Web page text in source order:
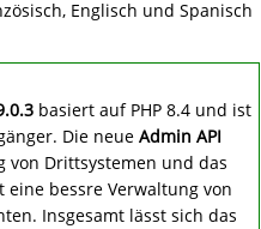
Englisch und Spanisch
basiert auf PHP 8.4 und ist
Die neue Admin API
von Drittsystemen und das
eine bessre Verwaltung von
Insgesamt lässt sich das